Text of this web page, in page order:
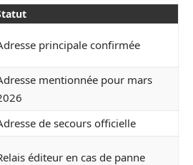
principale confirmée
mentionnée pour mars
de secours officielle
éditeur en cas de panne